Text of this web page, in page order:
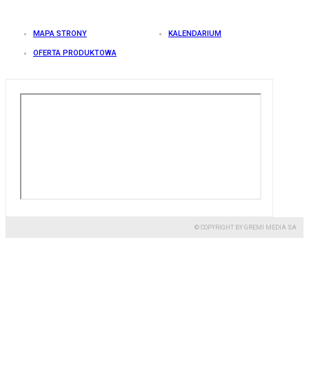
MAPA STRONY KALENDARIUM
OFERTA PRODUKTOWA
© COPYRIGHT BY GREMI MEDIA SA